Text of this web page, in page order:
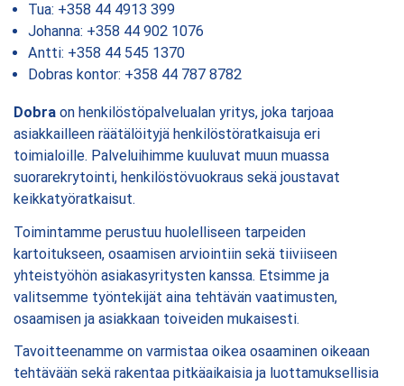
Tua: +358 44 4913 399
Johanna: +358 44 902 1076
Antti: +358 44 545 1370
Dobras kontor: +358 44 787 8782
Dobra on henkilöstöpalvelualan yritys, joka tarjoaa
asiakkailleen räätälöityjä henkilöstöratkaisuja eri
toimialoille. Palveluihimme kuuluvat muun muassa
suorarekrytointi, henkilöstövuokraus sekä joustavat
keikkatyöratkaisut.
Toimintamme perustuu huolelliseen tarpeiden
kartoitukseen, osaamisen arviointiin sekä tiiviiseen
yhteistyöhön asiakasyritysten kanssa. Etsimme ja
valitsemme työntekijät aina tehtävän vaatimusten,
osaamisen ja asiakkaan toiveiden mukaisesti.
Tavoitteenamme on varmistaa oikea osaaminen oikeaan
tehtävään sekä rakentaa pitkäaikaisia ja luottamuksellisia